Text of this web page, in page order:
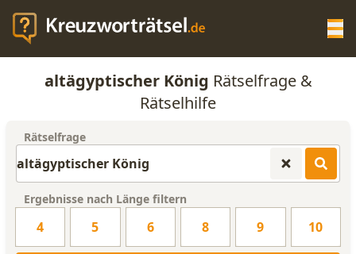
KREUZWORTRÄTSEL-HILFE
ANAGRAMM-GENERATOR
WORTLISTE
altägyptischer König Rätselfrage &
Rätselhilfe
Rätselfrage
Ergebnisse nach Länge filtern
4 5 6 8 9 10